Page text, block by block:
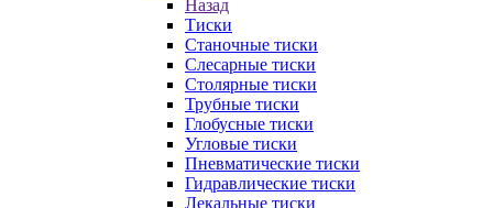
Назад
Тиски
Станочные тиски
Слесарные тиски
Столярные тиски
Трубные тиски
Глобусные тиски
Угловые тиски
Пневматические тиски
Гидравлические тиски
Лекальные тиски